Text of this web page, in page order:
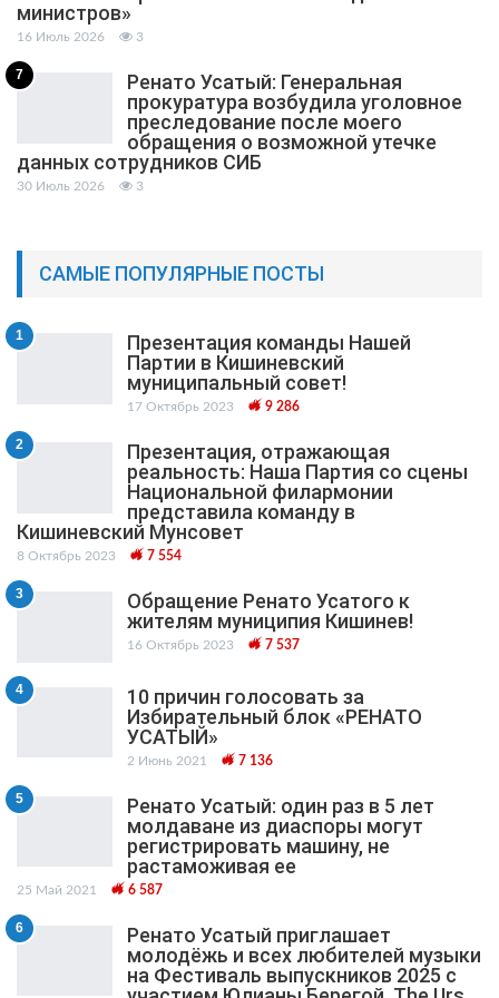
министров»
16 Июль 2026 3
7
Ренато Усатый: Генеральная
прокуратура возбудила уголовное
преследование после моего
обращения о возможной утечке
данных сотрудников СИБ
30 Июль 2026 3
САМЫЕ ПОПУЛЯРНЫЕ ПОСТЫ
1
Презентация команды Нашей
Партии в Кишиневский
муниципальный cовет!
17 Октябрь 2023 9 286
2
Презентация, отражающая
реальность: Наша Партия со сцены
Национальной филармонии
представила команду в
Кишиневский Мунсовет
8 Октябрь 2023 7 554
3
Обращение Ренато Усатого к
жителям муниципия Кишинев!
16 Октябрь 2023 7 537
4
10 причин голосовать за
Избирательный блок «РЕНАТО
УСАТЫЙ»
2 Июнь 2021 7 136
5
Ренато Усатый: один раз в 5 лет
молдаване из диаспоры могут
регистрировать машину, не
растаможивая ее
25 Май 2021 6 587
6
Ренато Усатый приглашает
молодёжь и всех любителей музыки
на Фестиваль выпускников 2025 с